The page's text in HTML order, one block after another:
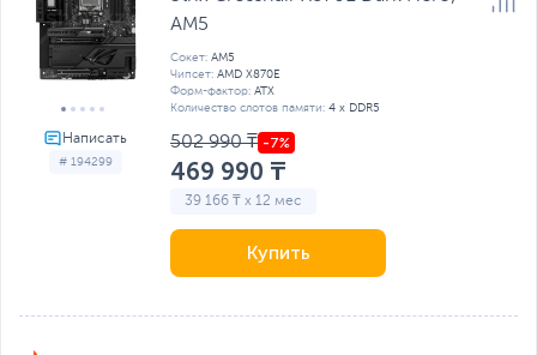
# 194299
AM5
Сокет: AM5
Чипсет: AMD X870E
Форм-фактор: ATX
Количество слотов памяти: 4 x DDR5
502 990 ₸
469 990 ₸
39 166 ₸ x 12 мес
Купить